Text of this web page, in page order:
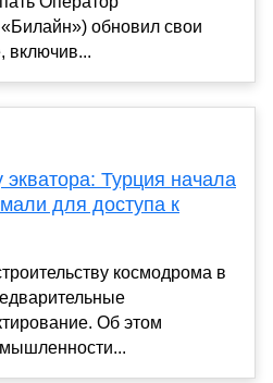
обновил свои
включив...
Турция начала
для доступа к
космодрома в
Об этом